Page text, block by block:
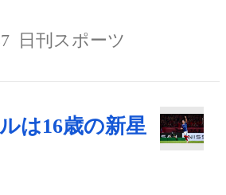
日刊スポーツ
は16歳の新星